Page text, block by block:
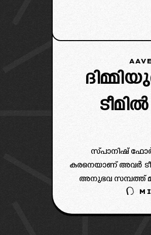
സ്പാനിഷ്
കരനെയാണ് അവർ
അനുഭവ സമ്പത്ത്